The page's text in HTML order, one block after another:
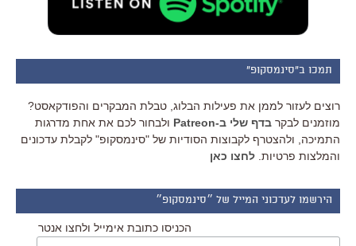
תמכו ב"סינמסקופ"
רוצים לעזור לממן את פעילות הבלוג, טבלת המבקרים והפודקאסט?
מוזמנים לבקר בדף שלי ב-Patreon
ולבחור לכם את אחת מדרגות
התמיכה, ולהצטרף לקבוצות הסודיות של "סינמסקופ" לקבלת עדכונים
והמלצות פרטיות. לחצו כאן
הירשמו לעדכוני המייל של ״סינמסקופ״
הכניסו כתובת אימייל ולחצו אנטר